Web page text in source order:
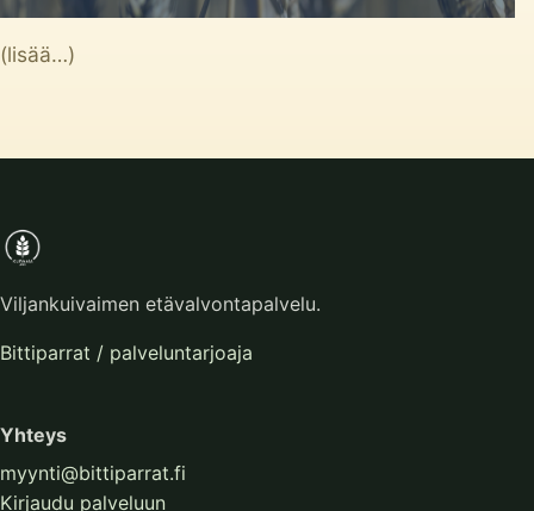
(lisää…)
Viljankuivaimen etävalvontapalvelu.
Bittiparrat / palveluntarjoaja
Yhteys
myynti@bittiparrat.fi
Kirjaudu palveluun